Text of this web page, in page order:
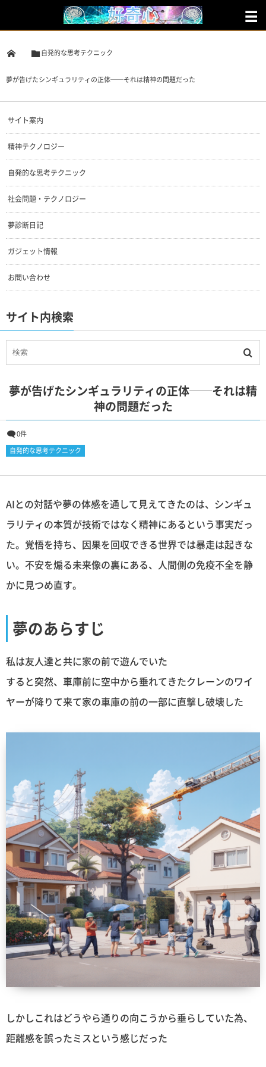
自発的な思考テクニック
夢が告げたシンギュラリティの正体──それは精神の問題だった
サイト案内
精神テクノロジー
自発的な思考テクニック
社会問題・テクノロジー
夢診断日記
ガジェット情報
お問い合わせ
サイト内検索
夢が告げたシンギュラリティの正体──それは精
神の問題だった
0件
自発的な思考テクニック
AIとの対話や夢の体感を通して見えてきたのは、シンギュ
ラリティの本質が技術ではなく精神にあるという事実だっ
た。覚悟を持ち、因果を回収できる世界では暴走は起きな
い。不安を煽る未来像の裏にある、人間側の免疫不全を静
かに見つめ直す。
夢のあらすじ
私は友人達と共に家の前で遊んでいた
すると突然、車庫前に空中から垂れてきたクレーンのワイ
ヤーが降りて来て家の車庫の前の一部に直撃し破壊した
しかしこれはどうやら通りの向こうから垂らしていた為、
距離感を誤ったミスという感じだった